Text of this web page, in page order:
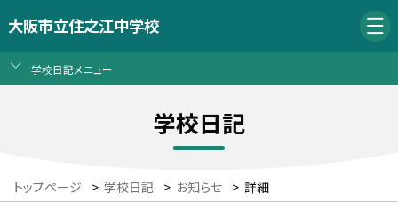
大阪市立住之江中学校
学校日記メニュー
学校日記
トップページ > 学校日記 > お知らせ > 詳細